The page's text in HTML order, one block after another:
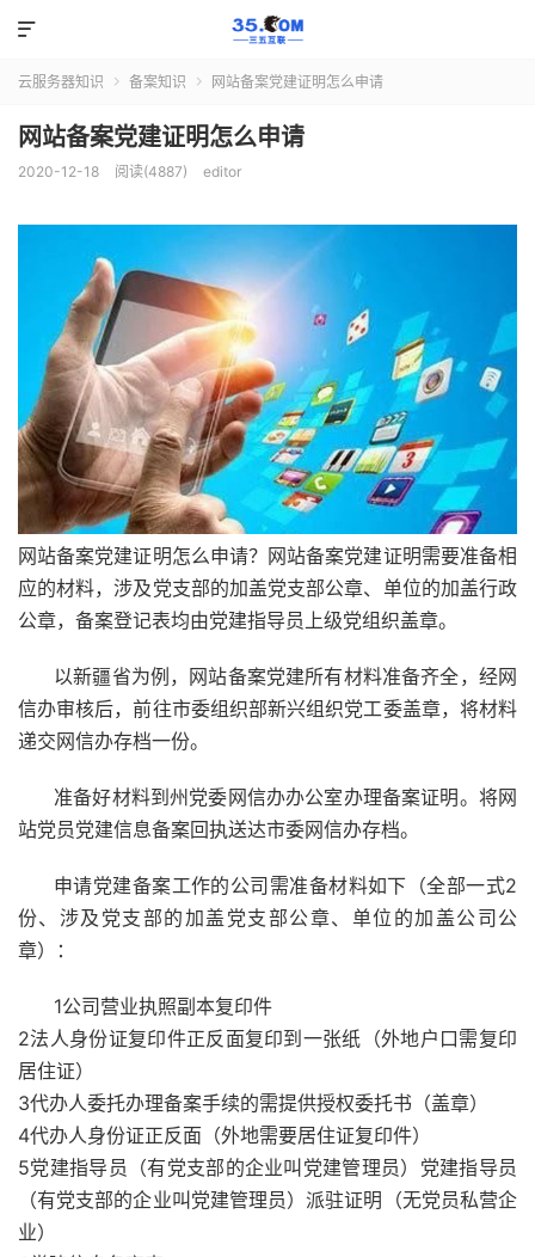

云服务器知识  备案知识  网站备案党建证明怎么申请
网站备案党建证明怎么申请
2020-12-18 阅读(4887) editor
网站备案党建证明怎么申请？网站备案党建证明需要准备相
应的材料，涉及党支部的加盖党支部公章、单位的加盖行政
公章，备案登记表均由党建指导员上级党组织盖章。
以新疆省为例，网站备案党建所有材料准备齐全，经网
信办审核后，前往市委组织部新兴组织党工委盖章，将材料
递交网信办存档一份。
准备好材料到州党委网信办办公室办理备案证明。将网
站党员党建信息备案回执送达市委网信办存档。
申请党建备案工作的公司需准备材料如下（全部一式2
份、涉及党支部的加盖党支部公章、单位的加盖公司公
章）：
1公司营业执照副本复印件
2法人身份证复印件正反面复印到一张纸（外地户口需复印
居住证）
3代办人委托办理备案手续的需提供授权委托书（盖章）
4代办人身份证正反面（外地需要居住证复印件）
5党建指导员（有党支部的企业叫党建管理员）党建指导员
（有党支部的企业叫党建管理员）派驻证明（无党员私营企
业）